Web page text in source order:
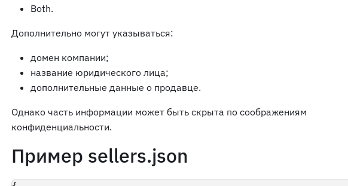
Both.
Дополнительно могут указываться:
домен компании;
название юридического лица;
дополнительные данные о продавце.
Однако часть информации может быть скрыта по соображениям
конфиденциальности.
Пример sellers.json